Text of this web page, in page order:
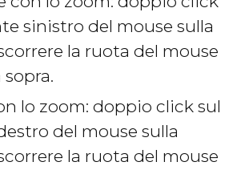
sinistro del mouse sulla
la ruota del mouse
lo zoom: doppio click sul
del mouse sulla
la ruota del mouse